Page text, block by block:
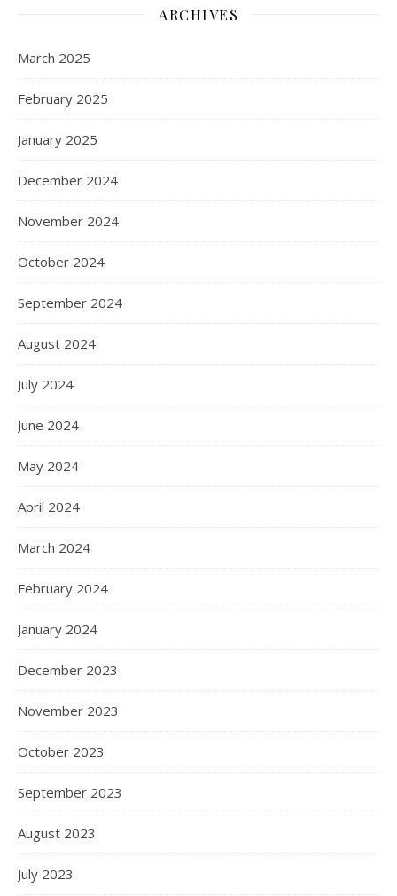
ARCHIVES
March 2025
February 2025
January 2025
December 2024
November 2024
October 2024
September 2024
August 2024
July 2024
June 2024
May 2024
April 2024
March 2024
February 2024
January 2024
December 2023
November 2023
October 2023
September 2023
August 2023
July 2023